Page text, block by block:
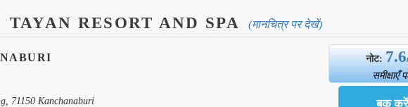
TAYAN RESORT AND SPA (मानचित्र पर देखें)
71150 Kanchanaburi
नोट: 7.6
समीक्षाएँ